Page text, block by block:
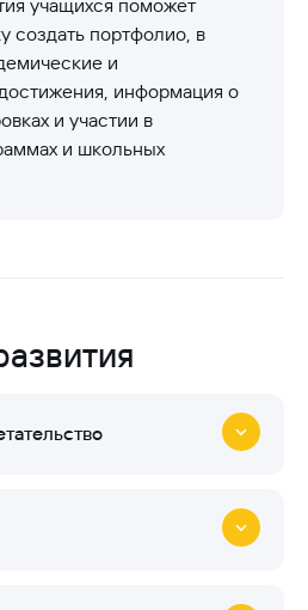
создать портфолио, в
и
информация о
и участии в
и школьных